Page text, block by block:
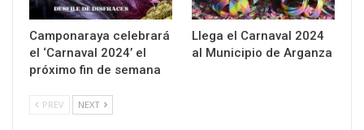
Camponaraya celebrará
el ‘Carnaval 2024’ el
próximo fin de semana
Llega el Carnaval 2024
al Municipio de Arganza
PREV NEXT